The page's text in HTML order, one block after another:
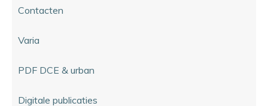
Contacten
Varia
PDF DCE & urban
Digitale publicaties